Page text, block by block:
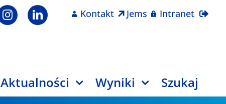
Kontakt Jems Intranet
Aktualności Wyniki Szukaj